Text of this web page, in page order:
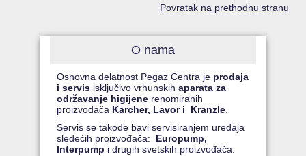
Povratak na prethodnu stranu
O nama
Osnovna delatnost Pegaz Centra je prodaja
i servis isključivo vrhunskihaparata za
održavanje higijene renomiranih
proizvođača Karcher, Lavor i Kranzle.
Servis se takođe bavi servisiranjem uređaja
sledećih proizvođača: Europump,
Interpump i drugih svetskih proizvođača.